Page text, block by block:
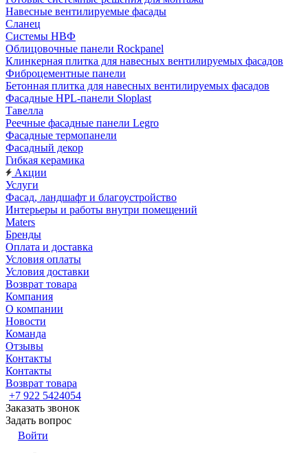
Навесные вентилируемые фасады
Сланец
Системы НВФ
Облицовочные панели Rockpanel
Клинкерная плитка для навесных вентилируемых фасадов
Фиброцементные панели
Бетонная плитка для навесных вентилируемых фасадов
Фасадные HPL-панели Sloplast
Тавелла
Реечные фасадные панели Legro
Фасадные термопанели
Фасадный декор
Гибкая керамика
Акции
Услуги
Фасад, ландшафт и благоустройство
Интерьеры и работы внутри помещений
Maters
Бренды
Оплата и доставка
Условия оплаты
Условия доставки
Возврат товара
Компания
О компании
Новости
Команда
Отзывы
Контакты
Контакты
Возврат товара
+7 922 5424054
Заказать звонок
Задать вопрос
Войти